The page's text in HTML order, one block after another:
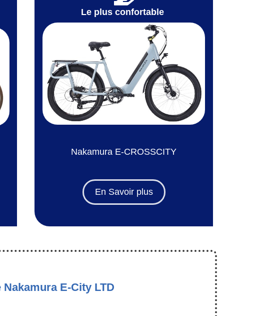
Le plus confortable
Nakamura E-CROSSCITY
En Savoir plus
Nakamura E-City LTD